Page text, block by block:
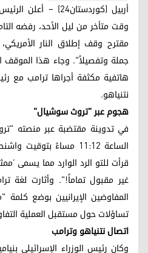
أربيل (كوردستان24)
وقت متأخر من ليل الأحد، رفضه
مقترح وقف إطلاق النار
جملة وتفصيلاً". وجاء هذا الموقف
هاتفية مكثفة أجراها ترامب مع
نتنياهو.
هجوم عبر "تروث سوشيال"
في تدوينة مقتضبة عبر منصته
الساعة 11:12 مساءً
قرأت للتو الرد الوارد مما يسمى
غير مقبول تماماً!". وأثارت لغة
المفاوضين الإيرانيين بوضع
تساؤلات حول مستقبل العملية
اتصال نتنياهو وترامب
وكان رئيس الوزراء الإسرائيلي